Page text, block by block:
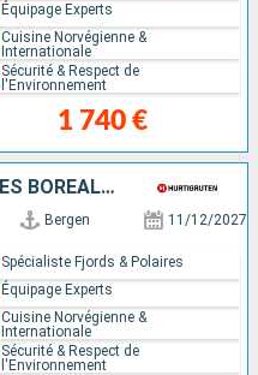
1 740 €
Équipage Experts
Cuisine Norvégienne &
Internationale
Sécurité & Respect de
l'Environnement
À LA RECHERCHE DES AURORES BORÉALES
Bergen 11/12/2027
Spécialiste Fjords & Polaires
Équipage Experts
Cuisine Norvégienne &
Internationale
Sécurité & Respect de
l'Environnement